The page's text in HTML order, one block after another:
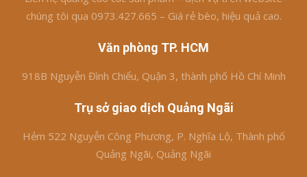
chúng tôi qua 0973.427.665 – Giá rẻ bèo, hiệu quả cao.
Văn phòng TP. HCM
918B Nguyễn Đình Chiểu, Quận 3, thành phố Hồ Chí Minh
Trụ sở giao dịch Quảng Ngãi
Hẻm 522 Nguyễn Công Phương, P. Nghĩa Lộ, Thành phố
Quảng Ngãi, Quảng Ngãi